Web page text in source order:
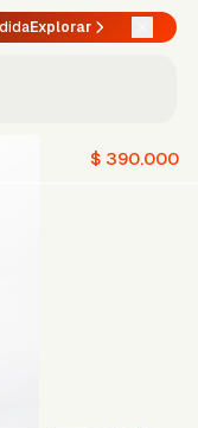
Explorar
$ 390.000